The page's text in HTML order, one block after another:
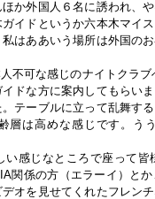
か外国人６名に誘われ、
イドというか六本木マイ
はああいう場所は外国の
不可な感じのナイトクラ
ドな方に案内してもらい
テーブルに立って乱舞す
層は高めな感じです。う
い感じなところで座って
関係の方（エラーイ）と
オを見せてくれたフレン